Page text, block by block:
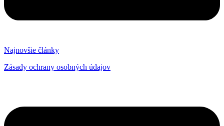
Najnovšie články
Zásady ochrany osobných údajov